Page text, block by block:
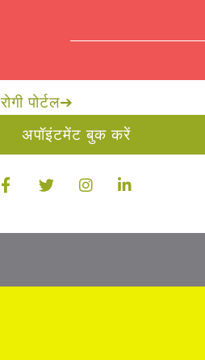
रोगी पोर्टल➔
अपॉइंटमेंट बुक करें